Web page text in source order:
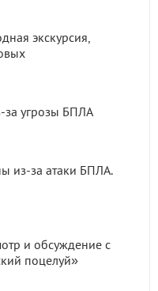
экскурсия,
за угрозы БПЛА
из-за атаки БПЛА.
и обсуждение с
поцелуй»